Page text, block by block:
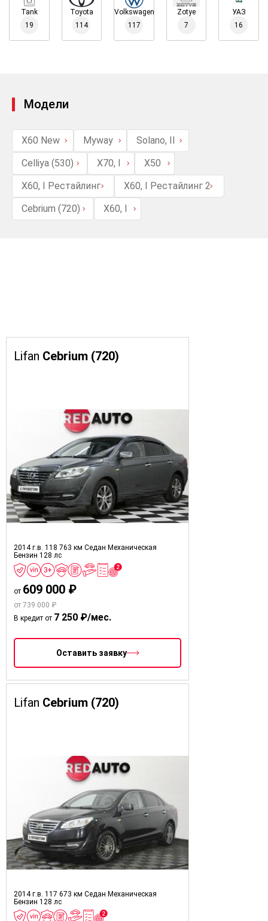
Tank
19
Toyota
114
Volkswagen
117
Zotye
7
УАЗ
16
Модели
X60 New Myway
Solano, II
Celliya (530)
X70, I
X50
X60, I Рестайлинг
X60, I Рестайлинг 2
Cebrium (720)
X60, I
Lifan Cebrium (720)
2014 г.в. 118 763 км Седан Механическая
Бензин 128 лс
от 609 000 ₽
от 739 000 ₽
В кредит от 7 250 ₽/мес.
Оставить заявку
Lifan Cebrium (720)
2014 г.в. 117 673 км Седан Механическая
Бензин 128 лс